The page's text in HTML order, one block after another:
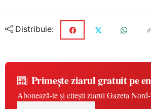
Distribuie:
Primește ziarul gratuit pe
Abonează-te și citești ziarul Gazeta